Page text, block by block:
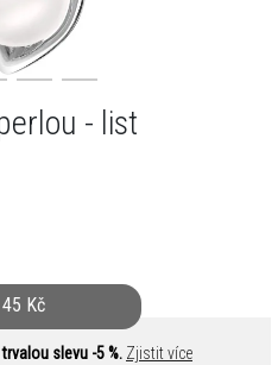
- list
45 Kč
slevu -5 %. Zjistit více